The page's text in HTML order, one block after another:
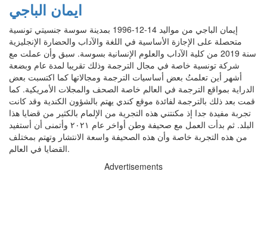
ايمان الباجي
إيمان الباجي من مواليد 14-12-1996 بمدينة سوسة جنسيتي تونسية
متحصلة على الإجازة الأساسية في اللغة والآداب والحضارة الإنجليزية
سنة 2019 من كلية الآداب والعلوم الإنسانية بسوسة. سبق وأن عملت مع
شركة تونسية خاصة في مجال الترجمة وذلك تقريبا لمدة عام وبضعة
أشهر أين تعلمتُ بعض أساسيات الترجمة ومجالاتها كما اكتسبت بعض
الدراية بمواقع الترجمة في العالم خاصة الصحف والمجلات الأمريكية. كما
قمت بعد ذلك بالترجمة لفائدة موقع كندي يهتم بالشؤون الكندية وقد كانت
تجربة مفيدة جدا إذ مكنتني هذه التجرية من الإلمام بالكثير من قضايا هذا
البلد. ثم بدأت العمل مع صحيفة وطن أواخر عام ٢٠٢١ وأتمنى أن أستفيد
من هذه التجربة خاصة وأن هذه الصحيفة واسعة الانتشار وتهتم بمختلف
القضايا في العالم.
Advertisements